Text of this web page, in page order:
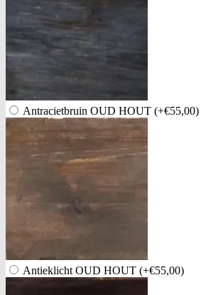
Antracietbruin OUD HOUT (+€55,00)
Antieklicht OUD HOUT (+€55,00)